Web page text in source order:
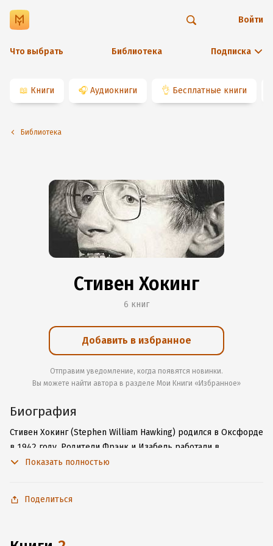
Что выбрать Библиотека Подписка
Войти
📖 Книги 🎧 Аудиокниги 👌 Бесплатные книги
Библиотека
Стивен Хокинг
6 книг
Добавить в избранное
Отправим уведомление, когда появятся новинки.
Вы можете найти автора в разделе Мои Книги «Избранное»
Биография
Стивен Хокинг (Stephen William Hawking) родился в Оксфорде
в 1942 году. Родители Фрэнк и Изабель работали в
Хампстеде: отец – исследователем, а мать – секретарем. В
Хокинг учился в Оксфорде и Тринити-холле при
Показать полностью
Поделиться